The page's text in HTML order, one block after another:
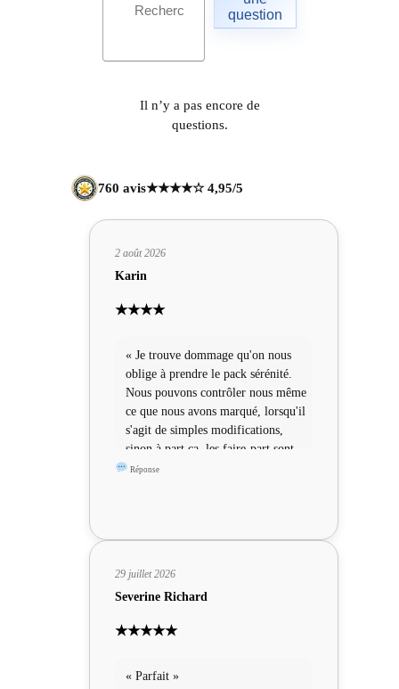
question
Il n’y a pas encore de
questions.
760 avis★★★★☆ 4,95/5
2 août 2026
Karin
★★★★
« Je trouve dommage qu'on nous
oblige à prendre le pack sérénité.
Nous pouvons contrôler nous même
ce que nous avons marqué, lorsqu'il
s'agit de simples modifications,
sinon à part ça, les faire-part sont
sympas »
Réponse
29 juillet 2026
Severine Richard
★★★★★
« Parfait »